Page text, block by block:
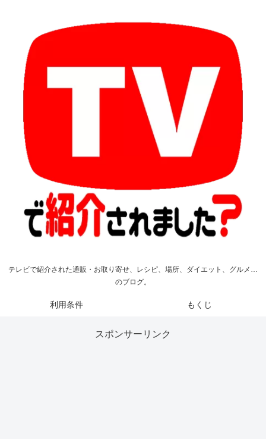
テレビで紹介された通販・お取り寄せ、レシピ、場所、ダイエット、グルメ…
のブログ。
利用条件 もくじ
スポンサーリンク